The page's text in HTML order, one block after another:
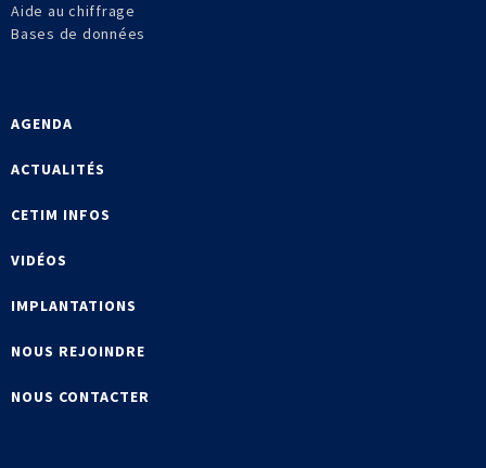
Aide au chiffrage
Bases de données
AGENDA
ACTUALITÉS
CETIM INFOS
VIDÉOS
IMPLANTATIONS
NOUS REJOINDRE
NOUS CONTACTER